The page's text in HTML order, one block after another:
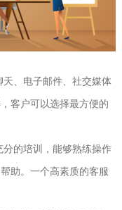
、电子邮件、社交媒体
客户可以选择最方便的
分的培训，能够熟练操作
助。一个高素质的客服